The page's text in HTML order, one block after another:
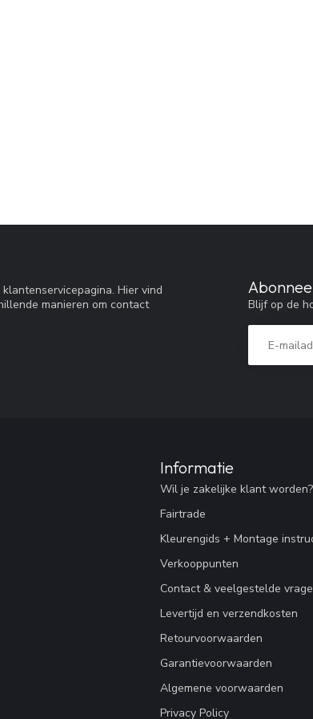
Hier vind
manieren om contact
Blijf op de
Informatie
Wil je zakelijke klant worden?
Fairtrade
Kleurengids + Montage
Verkooppunten
Contact & veelgestelde
Levertijd en verzendkosten
Retourvoorwaarden
Garantievoorwaarden
Algemene voorwaarden
Privacy Policy